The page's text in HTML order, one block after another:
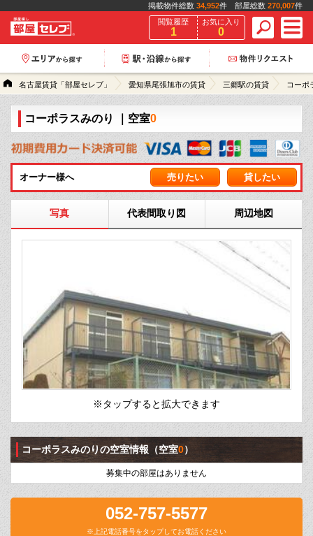
掲載物件総数 34,952件 部屋総数 270,007件
閲覧履歴
1
お気に入り
0
名古屋賃貸「部屋セレブ」 愛知県尾張旭市の賃貸 三郷駅の賃貸 コーポ
コーポラスみのり ｜空室0
オーナー様へ 売りたい 貸したい
写真 代表間取り図 周辺地図
※タップすると拡大できます
コーポラスみのりの空室情報 （空室0）
募集中の部屋はありません
052-757-5577
※上記電話番号をタップしてお電話ください